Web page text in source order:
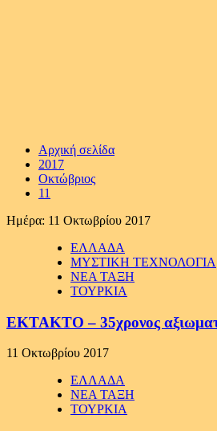
Αρχική σελίδα
2017
Οκτώβριος
11
Ημέρα: 11 Οκτωβρίου 2017
ΕΛΛΑΔΑ
ΜΥΣΤΙΚΗ ΤΕΧΝΟΛΟΓΙΑ
ΝΕΑ ΤΑΞΗ
ΤΟΥΡΚΙΑ
EKTAKTO – 35χρονος
11 Οκτωβρίου 2017
ΕΛΛΑΔΑ
ΝΕΑ ΤΑΞΗ
ΤΟΥΡΚΙΑ